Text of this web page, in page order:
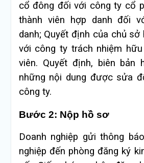
cổ đông đối với công ty cổ
thành viên hợp danh đối
danh; Quyết định của chủ
với công ty trách nhiệm
viên. Quyết định, biên bản
những nội dung được sửa
công ty.
Bước 2: Nộp hồ sơ
Doanh nghiệp gửi thông
nghiệp đến phòng đăng ký